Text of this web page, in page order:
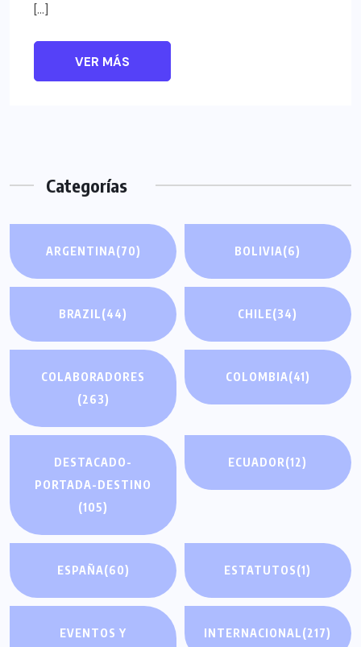
[…]
VER MÁS
Categorías
ARGENTINA(70) BOLIVIA(6)
BRAZIL(44) CHILE(34)
COLABORADORES
(263)
COLOMBIA(41)
DESTACADO-
PORTADA-DESTINO
(105)
ECUADOR(12)
ESPAÑA(60) ESTATUTOS(1)
EVENTOS Y
INTERNACIONAL(217)